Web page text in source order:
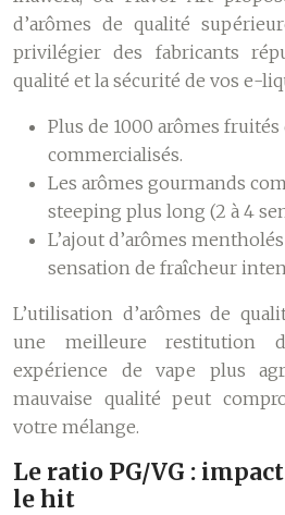
d’arômes de qualité
privilégier des fabricants
qualité et la sécurité de vos e-
Plus de 1000 arômes
commercialisés.
Les arômes gourmands
steeping plus long (2 à 4
L’ajout d’arômes
sensation de fraîcheur
L’utilisation d’arômes de
une meilleure restitution
expérience de vape plus
mauvaise qualité peut
votre mélange.
Le ratio PG/VG :
le hit